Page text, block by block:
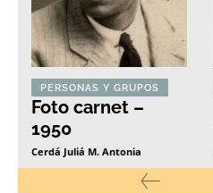
PERSONAS Y GRUPOS
Foto carnet –
1950
Cerdá Juliá M. Antonia